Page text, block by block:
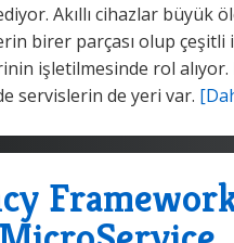
Akıllı cihazlar büyük
birer parçası olup çeşitli
işletilmesinde rol alıyor.
servislerin de yeri var.